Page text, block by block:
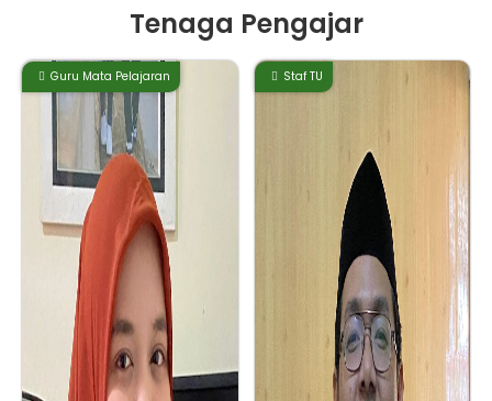
Tenaga Pengajar
Guru Mata Pelajaran Staf TU